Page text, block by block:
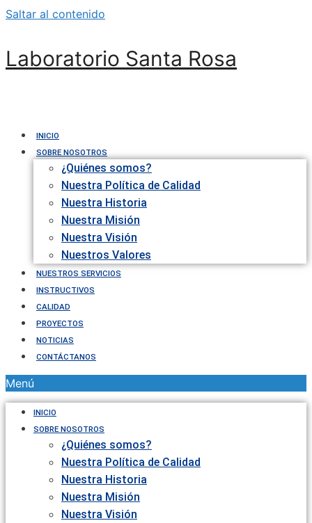
Saltar al contenido
Laboratorio Santa Rosa
INICIO
SOBRE NOSOTROS
¿Quiénes somos?
Nuestra Política de Calidad
Nuestra Historia
Nuestra Misión
Nuestra Visión
Nuestros Valores
NUESTROS SERVICIOS
INSTRUCTIVOS
CALIDAD
PROYECTOS
NOTICIAS
CONTÁCTANOS
Menú
INICIO
SOBRE NOSOTROS
¿Quiénes somos?
Nuestra Política de Calidad
Nuestra Historia
Nuestra Misión
Nuestra Visión